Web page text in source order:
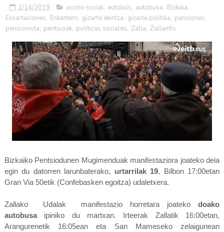
1/14/2019 acción social, autobús, autobusa, Bizkaia,
Encartaciones, Enkarterri, gizarte ekintza, gizarte politika, pensiones,
pensionista, pentsioak, políticas sociales, Zalla, Zallainfo
Bizkaiko Pentsiodunen Mugimenduak manifestaziora joateko deia
egin du datorren larunbaterako, urtarrilak 19, Bilbon 17:00etan
Gran Via 50etik (Confebasken egoitza) udaletxera.
Zallako Udalak manifestazio horretara joatekodoako
autobusaipiniko du martxan. Irteerak Zallatik 16:00etan,
Arangurenetik 16:05ean eta San Mameseko zelaigunean